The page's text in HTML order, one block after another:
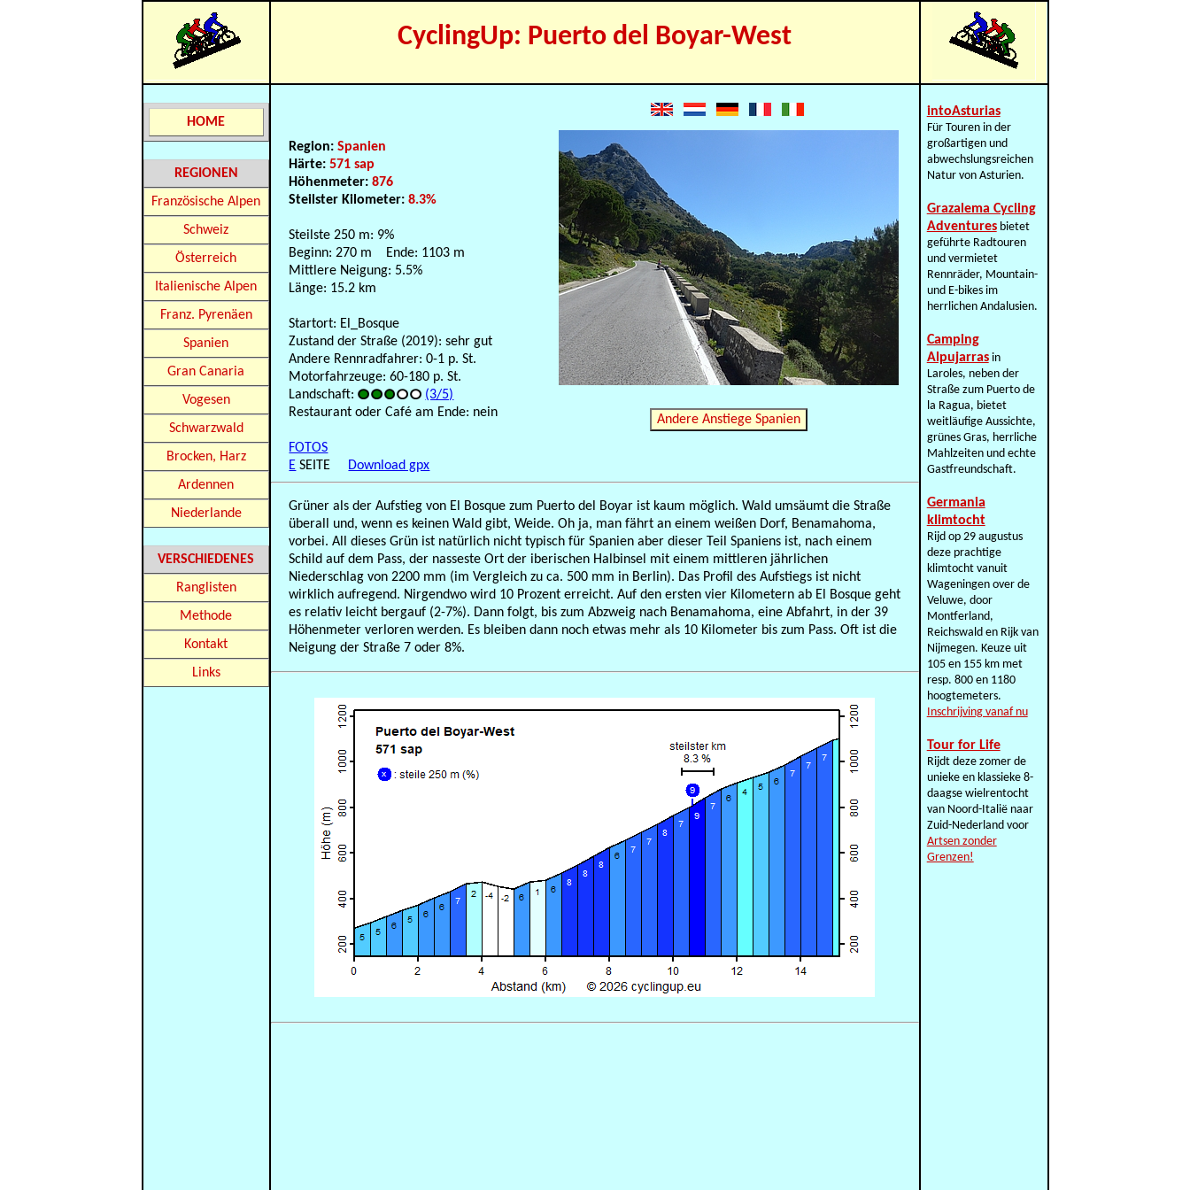
CyclingUp: Puerto del Boyar-West
HOME
REGIONEN
Französische Alpen
Schweiz
Österreich
Italienische Alpen
Franz. Pyrenäen
Spanien
Gran Canaria
Vogesen
Schwarzwald
Brocken, Harz
Ardennen
Niederlande
VERSCHIEDENES
Ranglisten
Methode
Kontakt
Links
Region:Spanien
Härte:571 sap
Höhenmeter:876
Steilster Kilometer:8.3%
Steilste 250 m: 9%
Beginn: 270 m Ende: 1103 m
Mittlere Neigung: 5.5%
Länge: 15.2 km
Startort: El_Bosque
Zustand der Straße (2019): sehr gut
Andere Rennradfahrer: 0-1 p. St.
Motorfahrzeuge: 60-180 p. St.
Landschaft:
(3/5)
Restaurant oder Café am Ende: nein
FOTOS
E SEITE Download gpx
Andere Anstiege Spanien
Grüner als der Aufstieg von El Bosque zum Puerto del Boyar ist kaum möglich. Wald umsäumt die Straße
überall und, wenn es keinen Wald gibt, Weide. Oh ja, man fährt an einem weißen Dorf, Benamahoma,
vorbei. All dieses Grün ist natürlich nicht typisch für Spanien aber dieser Teil Spaniens ist, nach einem
Schild auf dem Pass, der nasseste Ort der iberischen Halbinsel mit einem mittleren jährlichen
Niederschlag von 2200 mm (im Vergleich zu ca. 500 mm in Berlin). Das Profil des Aufstiegs ist nicht
wirklich aufregend. Nirgendwo wird 10 Prozent erreicht. Auf den ersten vier Kilometern ab El Bosque geht
es relativ leicht bergauf (2-7%). Dann folgt, bis zum Abzweig nach Benamahoma, eine Abfahrt, in der 39
Höhenmeter verloren werden. Es bleiben dann noch etwas mehr als 10 Kilometer bis zum Pass. Oft ist die
Neigung der Straße 7 oder 8%.
intoAsturias
Für Touren in der
großartigen und
abwechslungsreichen
Natur von Asturien.
Grazalema Cycling
Adventuresbietet
geführte Radtouren
und vermietet
Rennräder, Mountain-
und E-bikes im
herrlichen Andalusien.
Camping
Alpujarrasin
Laroles, neben der
Straße zum Puerto de
la Ragua, bietet
weitläufige Aussichte,
grünes Gras, herrliche
Mahlzeiten und echte
Gastfreundschaft.
Germania
klimtocht
Rijd op 29 augustus
deze prachtige
klimtocht vanuit
Wageningen over de
Veluwe, door
Montferland,
Reichswald en Rijk van
Nijmegen. Keuze uit
105 en 155 km met
resp. 800 en 1180
hoogtemeters.
Inschrijving vanaf nu
Tour for Life
Rijdt deze zomer de
unieke en klassieke 8-
daagse wielrentocht
van Noord-Italië naar
Zuid-Nederland voor
Artsen zonder
Grenzen!